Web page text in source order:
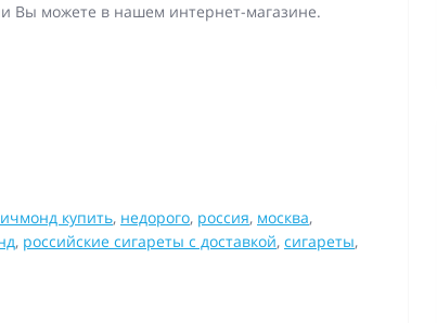
Вы можете в нашем интернет-магазине.
купить, недорого, россия, москва,
, российские сигареты с доставкой, сигареты,